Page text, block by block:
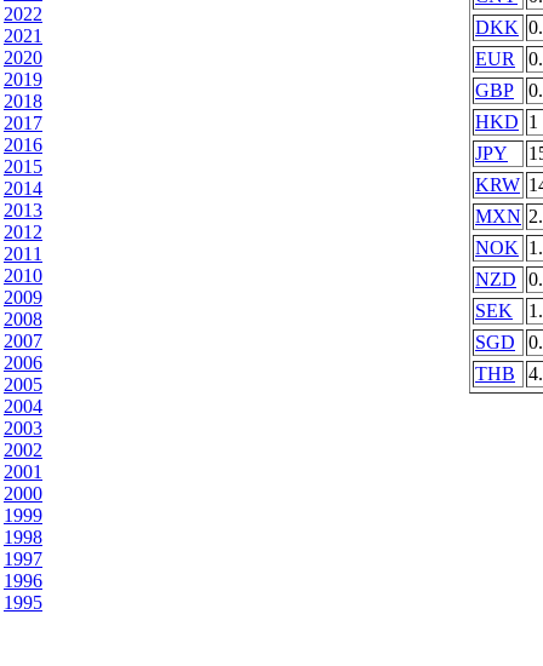
2022
2021
2020
2019
2018
2017
2016
2015
2014
2013
2012
2011
2010
2009
2008
2007
2006
2005
2004
2003
2002
2001
2000
1999
1998
1997
1996
1995
DKK
EUR
GBP
HKD 1
JPY
KRW
MXN
NOK
NZD
SEK
SGD
THB